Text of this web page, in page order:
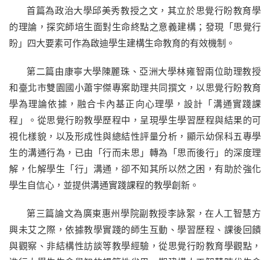
首篇為政治大學邱美秀教授之文，其立於思覺行盼教育學
的理論，探究師培生面對生命終點之意義建構；發現「思覺行
盼」四大要素可作為啟迪學生建構生命教育的有效機制。
第二篇由康寧大學陳麗珠、亞洲大學林雍智兩位助理教授
和臺北市雙園國小蕭宇傑專案助理共同撰文，以思覺行盼教育
學為理論依據，融合卡內基正向心理學，設計「溝通實踐課
程」。從思覺行盼教學歷程中，呈現學生學習歷程與結果的可
視化樣貌，以及形成性與總結性評量分析，顯示幼保科五專學
生的溝通行為，已由「行而未思」轉為「思而後行」的深度理
解，化解學生「行」溝通，卻不知其所以然之困，有助於強化
學生自信心，並提供溝通實踐課程的教學創新。
第三篇論文為廣東惠州學院副教授李詠絮，在人工智慧方
興未艾之際，依據教學實踐的師生互動、學習歷程、課後回饋
與觀察、非結構性訪談等教學經驗，從思覺行盼教育學觀點，